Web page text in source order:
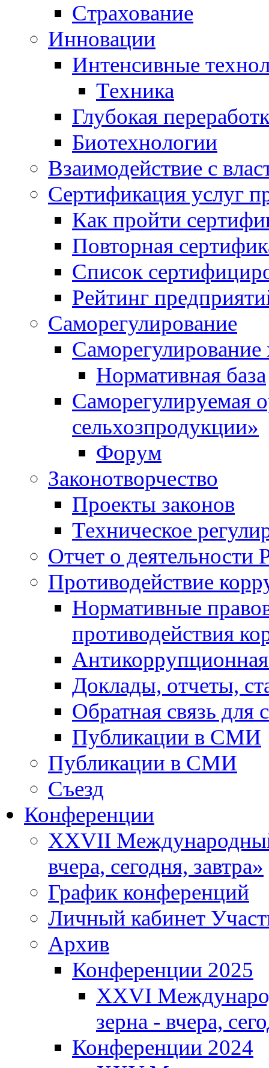
Страхование
Инновации
Интенсивные
Техника
Глубокая
Биотехнологии
Взаимодействие с
Сертификация услуг
Как пройти
Повторная
Список
Рейтинг
Саморегулирование
Саморегулирование
Нормативная база
Саморегулируемая
сельхозпродукции»
Форум
Законотворчество
Проекты законов
Техническое
Отчет о деятельности
Противодействие
Нормативные
противодействия
Антикоррупционная
Доклады, отчеты,
Обратная связь
Публикации в СМИ
Публикации в СМИ
Съезд
Конференции
XXVII
вчера, сегодня, завтра»
График конференций
Личный кабинет
Архив
Конференции 2025
XXVI
зерна - вчера,
Конференции 2024